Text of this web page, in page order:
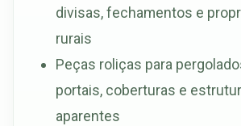
divisas, fechamentos e
rurais
Peças roliças para
portais, coberturas e
aparentes